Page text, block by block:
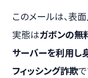
このメールは、表
実態はガボンの無
サーバーを利用し
フィッシング詐欺で